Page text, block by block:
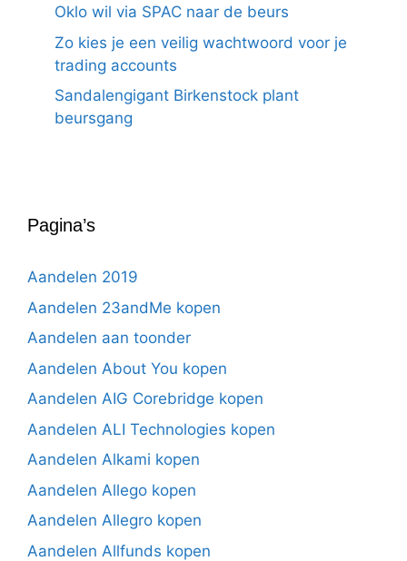
Oklo wil via SPAC naar de beurs
Zo kies je een veilig wachtwoord voor je
trading accounts
Sandalengigant Birkenstock plant
beursgang
Pagina’s
Aandelen 2019
Aandelen 23andMe kopen
Aandelen aan toonder
Aandelen About You kopen
Aandelen AIG Corebridge kopen
Aandelen ALI Technologies kopen
Aandelen Alkami kopen
Aandelen Allego kopen
Aandelen Allegro kopen
Aandelen Allfunds kopen